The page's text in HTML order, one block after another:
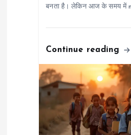
बनता है। लेकिन आज के समय में
Continue reading